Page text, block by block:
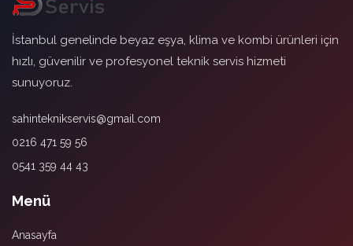
İstanbul genelinde beyaz eşya, klima ve kombi ürünleri için
hızlı, güvenilir ve profesyonel teknik servis hizmeti
sunuyoruz.
sahinteknikservis@gmail.com
0216 471 59 56
0541 359 44 43
Menü
Anasayfa